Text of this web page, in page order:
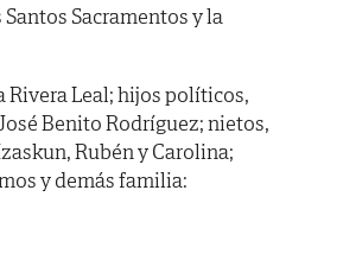
Sacramentos y la
Rivera Leal; hijos políticos,
Benito Rodríguez; nietos,
Rubén y Carolina;
y demás familia: